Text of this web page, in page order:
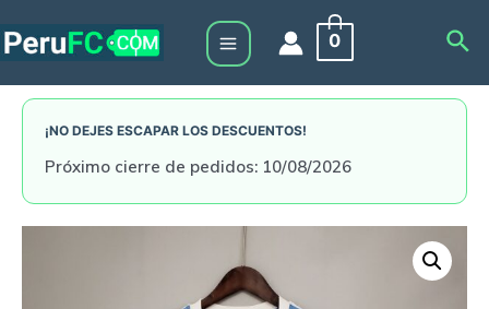
to
Main
Menu
0
¡NO DEJES ESCAPAR LOS DESCUENTOS!
Próximo cierre de pedidos: 10/08/2026